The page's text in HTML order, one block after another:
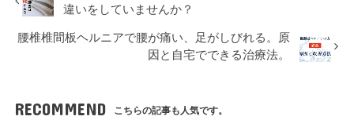
違いをしていませんか？
腰椎椎間板ヘルニアで腰が痛い、足がしびれる。原
因と自宅でできる治療法。
RECOMMEND こちらの記事も人気です。